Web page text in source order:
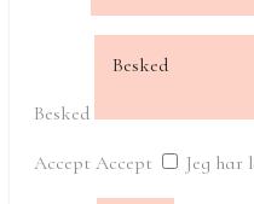
Besked
Accept Accept Jeg har